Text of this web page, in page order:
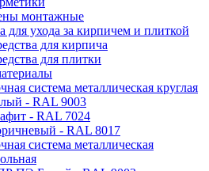
монтажные
для ухода за кирпичем и плиткой
для кирпича
для плитки
система металлическая круглая
- RAL 9003
- RAL 7024
- RAL 8017
система металлическая